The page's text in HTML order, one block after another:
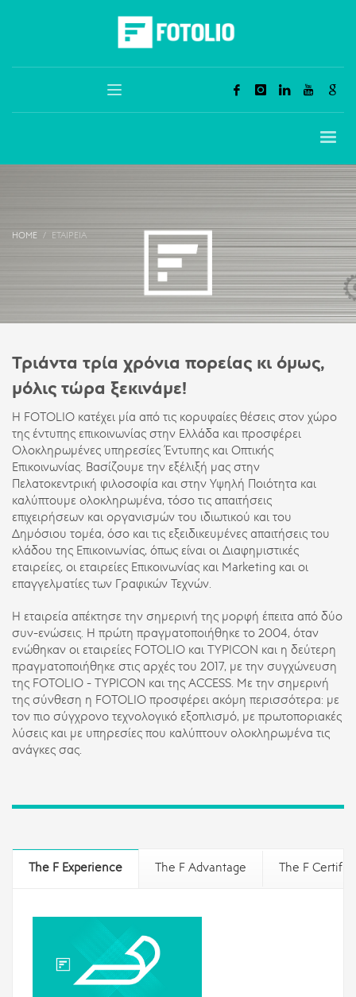
HOME ΕΤΑΙΡΕΊΑ
Τριάντα τρία χρόνια πορείας κι όμως,
μόλις τώρα ξεκινάμε!
Η FOTOLIO κατέχει μία από τις κορυφαίες θέσεις στον χώρο
της έντυπης επικοινωνίας στην Ελλάδα και προσφέρει
Ολοκληρωμένες υπηρεσίες Έντυπης και Οπτικής
Επικοινωνίας. Βασίζουμε την εξέλιξή μας στην
Πελατοκεντρική φιλοσοφία και στην Υψηλή Ποιότητα και
καλύπτουμε ολοκληρωμένα, τόσο τις απαιτήσεις
επιχειρήσεων και οργανισμών του ιδιωτικού και του
Δημόσιου τομέα, όσο και τις εξειδικευμένες απαιτήσεις του
κλάδου της Επικοινωνίας, όπως είναι οι Διαφημιστικές
εταιρείες, οι εταιρείες Επικοινωνίας και Marketing και οι
επαγγελματίες των Γραφικών Τεχνών.
Η εταιρεία απέκτησε την σημερινή της μορφή έπειτα από δύο
συν-ενώσεις. H πρώτη πραγματοποιήθηκε το 2004, όταν
ενώθηκαν οι εταιρείες FOTOLIO και TYPICON και η δεύτερη
πραγματοποιήθηκε στις αρχές του 2017, με την συγχώνευση
της FOTOLIO - TYPICON και της ACCESS. Με την σημερινή
της σύνθεση η FOTOLIO προσφέρει ακόμη περισσότερα: με
τον πιο σύγχρονο τεχνολογικό εξοπλισμό, με πρωτοποριακές
λύσεις και με υπηρεσίες που καλύπτουν ολοκληρωμένα τις
ανάγκες σας.
The F Experience The F Advantage The F